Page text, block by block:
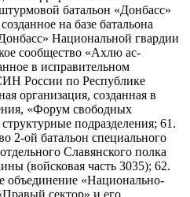
батальон «Донбасс»
на базе батальона
Национальной гвардии
сообщество «Ахлю ас-
в исправительном
России по Республике
организация, созданная в
«Форум свободных
подразделения; 61.
2-ой батальон специального
Славянского полка
(войсковая часть 3035); 62.
объединение «Национально-
сектор» и его